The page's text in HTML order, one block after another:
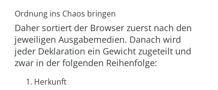
Ordnung ins Chaos bringen
Daher sortiert der Browser zuerst nach den
jeweiligen Ausgabemedien. Danach wird
jeder Deklaration ein Gewicht zugeteilt und
zwar in der folgenden Reihenfolge:
Herkunft